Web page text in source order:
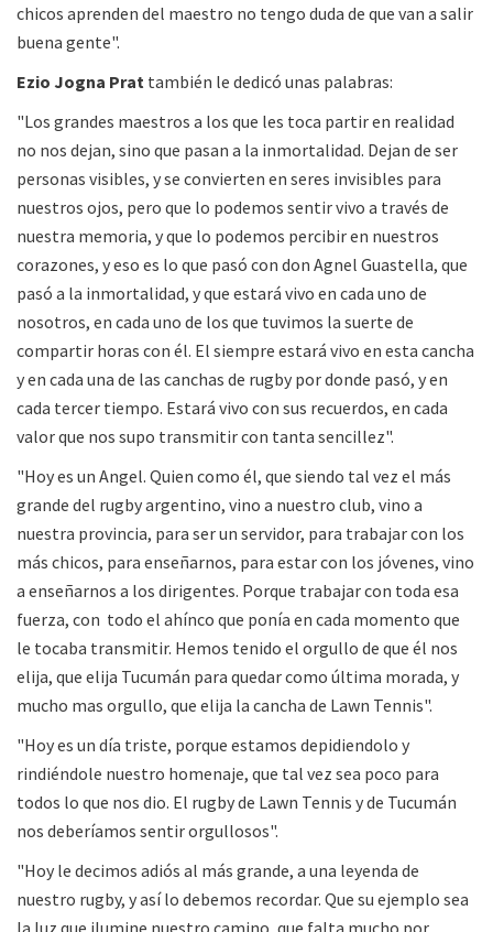
chicos aprenden del maestro no tengo duda de que van a salir
buena gente".
Ezio Jogna Prat también le dedicó unas palabras:
"Los grandes maestros a los que les toca partir en realidad
no nos dejan, sino que pasan a la inmortalidad. Dejan de ser
personas visibles, y se convierten en seres invisibles para
nuestros ojos, pero que lo podemos sentir vivo a través de
nuestra memoria, y que lo podemos percibir en nuestros
corazones, y eso es lo que pasó con don Agnel Guastella, que
pasó a la inmortalidad, y que estará vivo en cada uno de
nosotros, en cada uno de los que tuvimos la suerte de
compartir horas con él. El siempre estará vivo en esta cancha
y en cada una de las canchas de rugby por donde pasó, y en
cada tercer tiempo. Estará vivo con sus recuerdos, en cada
valor que nos supo transmitir con tanta sencillez".
"Hoy es un Angel. Quien como él, que siendo tal vez el más
grande del rugby argentino, vino a nuestro club, vino a
nuestra provincia, para ser un servidor, para trabajar con los
más chicos, para enseñarnos, para estar con los jóvenes, vino
a enseñarnos a los dirigentes. Porque trabajar con toda esa
fuerza, con todo el ahínco que ponía en cada momento que
le tocaba transmitir. Hemos tenido el orgullo de que él nos
elija, que elija Tucumán para quedar como última morada, y
mucho mas orgullo, que elija la cancha de Lawn Tennis".
"Hoy es un día triste, porque estamos depidiendolo y
rindiéndole nuestro homenaje, que tal vez sea poco para
todos lo que nos dio. El rugby de Lawn Tennis y de Tucumán
nos deberíamos sentir orgullosos".
"Hoy le decimos adiós al más grande, a una leyenda de
nuestro rugby, y así lo debemos recordar. Que su ejemplo sea
la luz que ilumine nuestro camino, que falta mucho por